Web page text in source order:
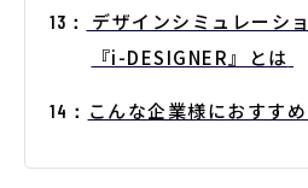
デザインシミュレーシ
『i-DESIGNER』とは
こんな企業様におすすめ